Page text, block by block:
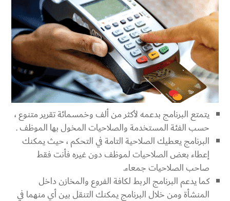
يتمتع البرنامج بدعمه لأكثر من ألف وخمسمائة تقرير متنوع ،
حسب الفئة المستخدمة والصلاحيات المخول بها الموظف .
البرنامج يعطيك الصلاحية التامة في التحكم ، حيث يمكنك
إعطاء بعض الصلاحيات لموظف دون غيره فأنت فقط
صاحب الصلاحيات جمعاء.
كما يدعم البرنامج الربط لكافة الفروع والمخازن داخل
المنشأة ومن خلال البرنامج يمكنك التنقل بين أي منهما في